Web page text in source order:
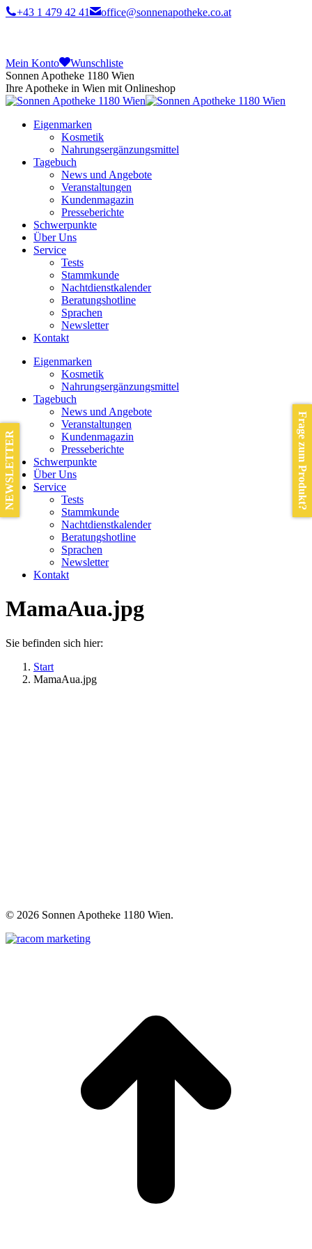
+43 1 479 42 41 office@sonnenapotheke.co.at
Mein Konto
Wunschliste
Sonnen Apotheke 1180 Wien
Ihre Apotheke in Wien mit Onlineshop
Eigenmarken
Kosmetik
Nahrungsergänzungsmittel
Tagebuch
News und Angebote
Veranstaltungen
Kundenmagazin
Presseberichte
Schwerpunkte
Über Uns
Service
Tests
Stammkunde
Nachtdienstkalender
Beratungshotline
Sprachen
Newsletter
Kontakt
Eigenmarken
Kosmetik
Nahrungsergänzungsmittel
Tagebuch
News und Angebote
Veranstaltungen
Kundenmagazin
Presseberichte
Schwerpunkte
Über Uns
Service
Tests
Stammkunde
Nachtdienstkalender
Beratungshotline
Sprachen
Newsletter
Kontakt
MamaAua.jpg
Sie befinden sich hier:
Start
MamaAua.jpg
© 2026 Sonnen Apotheke 1180 Wien.
Frage zum Produkt?
NEWSLETTER